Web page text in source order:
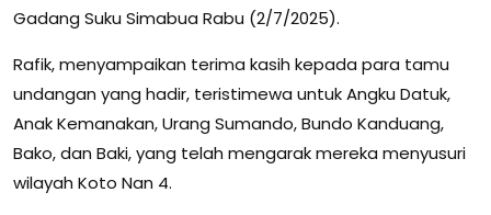
Gadang Suku Simabua Rabu (2/7/2025).
Rafik, menyampaikan terima kasih kepada para tamu
undangan yang hadir, teristimewa untuk Angku Datuk,
Anak Kemanakan, Urang Sumando, Bundo Kanduang,
Bako, dan Baki, yang telah mengarak mereka menyusuri
wilayah Koto Nan 4.